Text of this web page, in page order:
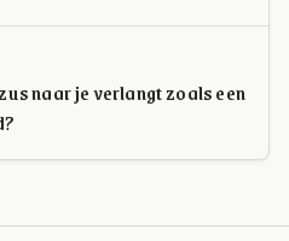
naar je verlangt zoals een